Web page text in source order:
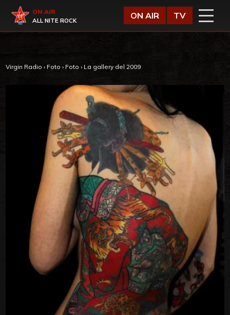
Virgin Radio
ON AIR
ALL NITE ROCK
ON AIR TV
Virgin Radio › Foto › Foto › La gallery del 2009